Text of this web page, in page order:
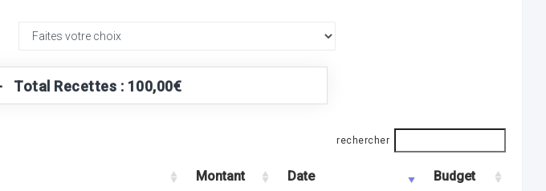
Total Recettes : 100,00€
rechercher
Montant Date Budget